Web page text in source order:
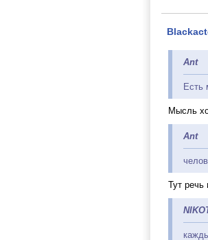
Ant
Есть
Мысль
Ant
Тут речь